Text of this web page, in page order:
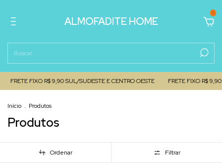
ALMOFADITE HOME
0
R$ 9,90 SUL/SUDESTE E CENTRO OESTE FRETE FIXO R$ 9,90 NORTE E
Início . Produtos
Produtos
Ordenar Filtrar